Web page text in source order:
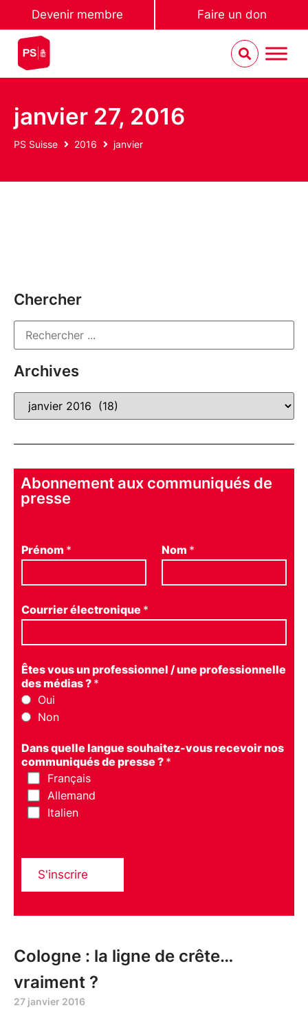
Devenir membre Faire un don
janvier 27, 2016
PS Suisse 2016 janvier
Chercher
Archives
Abonnement aux communiqués de
presse
Prénom * Nom *
Courrier électronique *
Êtes vous un professionnel / une professionnelle
des médias ? *
Oui
Non
Dans quelle langue souhaitez-vous recevoir nos
communiqués de presse ? *
Français
Allemand
Italien
S'inscrire
Cologne : la ligne de crête…
vraiment ?
27 janvier 2016